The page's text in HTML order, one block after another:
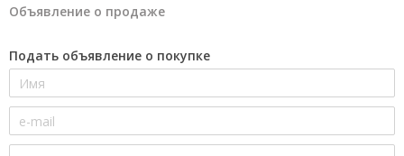
Объявление о продаже
Подать объявление о покупке